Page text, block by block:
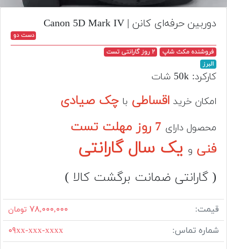
تجهیزات
مکث
افزودن
محصول
دست
قیمت
دوربین حرفه‌ای کانن | Canon 5D Mark IV
دست دو
فروشنده مکث شاپ
۲ روز گارانتی تست
البرز
کارکرد: 50k شات
امکان خرید اقساطی با چک صیادی
محصول دارای
7 روز مهلت تست
فنی و یک سال گارانتی
( گارانتی ضمانت برگشت کالا )
قیمت: ۷۸,۰۰۰,۰۰۰ تومان
شماره تماس: ۰۹xx-xxx-xxxx